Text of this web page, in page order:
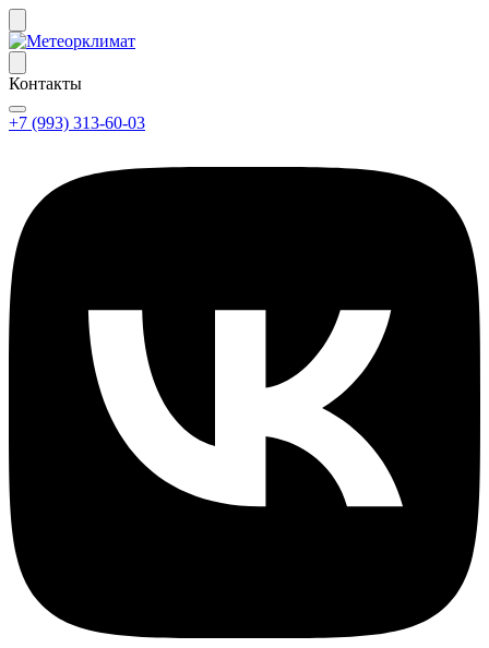
Контакты
+7 (993) 313-60-03